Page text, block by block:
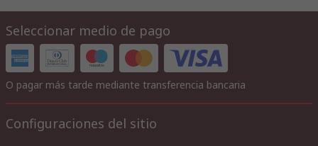
Seleccionar medio de pago
O pagar más tarde mediante transferencia bancaria
Configuraciones del sitio